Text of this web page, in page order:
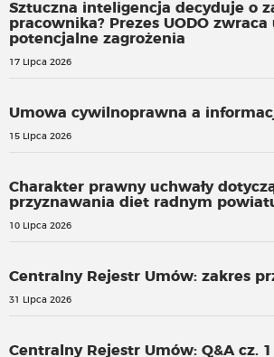
Sztuczna inteligencja decyduje o
pracownika? Prezes UODO zwraca
potencjalne zagrożenia
17 Lipca 2026
Umowa cywilnoprawna a
15 Lipca 2026
Charakter prawny uchwały
przyznawania diet radnym
10 Lipca 2026
Centralny Rejestr Umów: zakres
31 Lipca 2026
Centralny Rejestr Umów: Q&A cz. 1